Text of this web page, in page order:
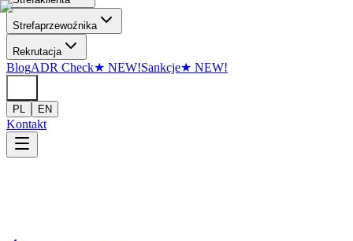
Przejdź do treści
Strefaprzewoźnika
Rekrutacja
BlogADR Check★ NEW!Sankcje★ NEW!
PL EN
Kontakt